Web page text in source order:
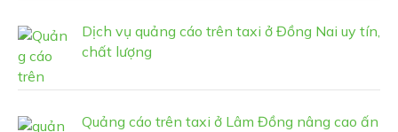
Dịch vụ quảng cáo trên taxi ở Đồng Nai uy tín,
chất lượng
Quảng cáo trên taxi ở Lâm Đồng nâng cao ấn